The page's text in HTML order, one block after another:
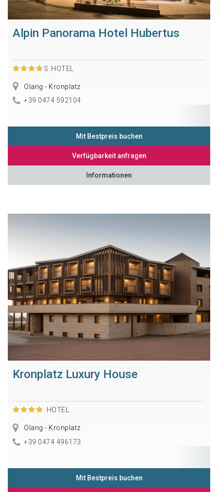
Alpin Panorama Hotel Hubertus
S HOTEL
Olang - Kronplatz
+39 0474 592104
Mit Bestpreis buchen
Verfügbarkeit anfragen
Informationen
Kronplatz Luxury House
HOTEL
Olang - Kronplatz
+39 0474 496173
Mit Bestpreis buchen